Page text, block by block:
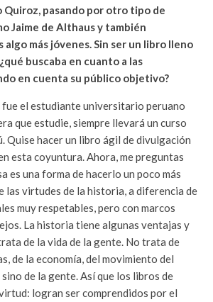
Quiroz, pasando por otro tipo de
Jaime de Althaus y también
más jóvenes. Sin ser un libro lleno
buscaba en cuanto a las
en cuenta su público objetivo?
el estudiante universitario peruano
que estudie, siempre llevará un curso
Quise hacer un libro ágil de divulgación
esta coyuntura. Ahora, me preguntas
es una forma de hacerlo un poco más
las virtudes de la historia, a diferencia de
muy respetables, pero con marcos
La historia tiene algunas ventajas y
de la vida de la gente. No trata de
de la economía, del movimiento del
de la gente. Así que los libros de
logran ser comprendidos por el